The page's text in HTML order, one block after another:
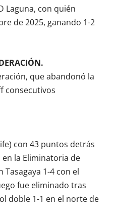
Laguna, con quién
de 2025, ganando 1-2
que abandonó la
consecutivos
con 43 puntos detrás
en la Eliminatoria de
1-4 con el
fue eliminado tras
doble 1-1 en el norte de